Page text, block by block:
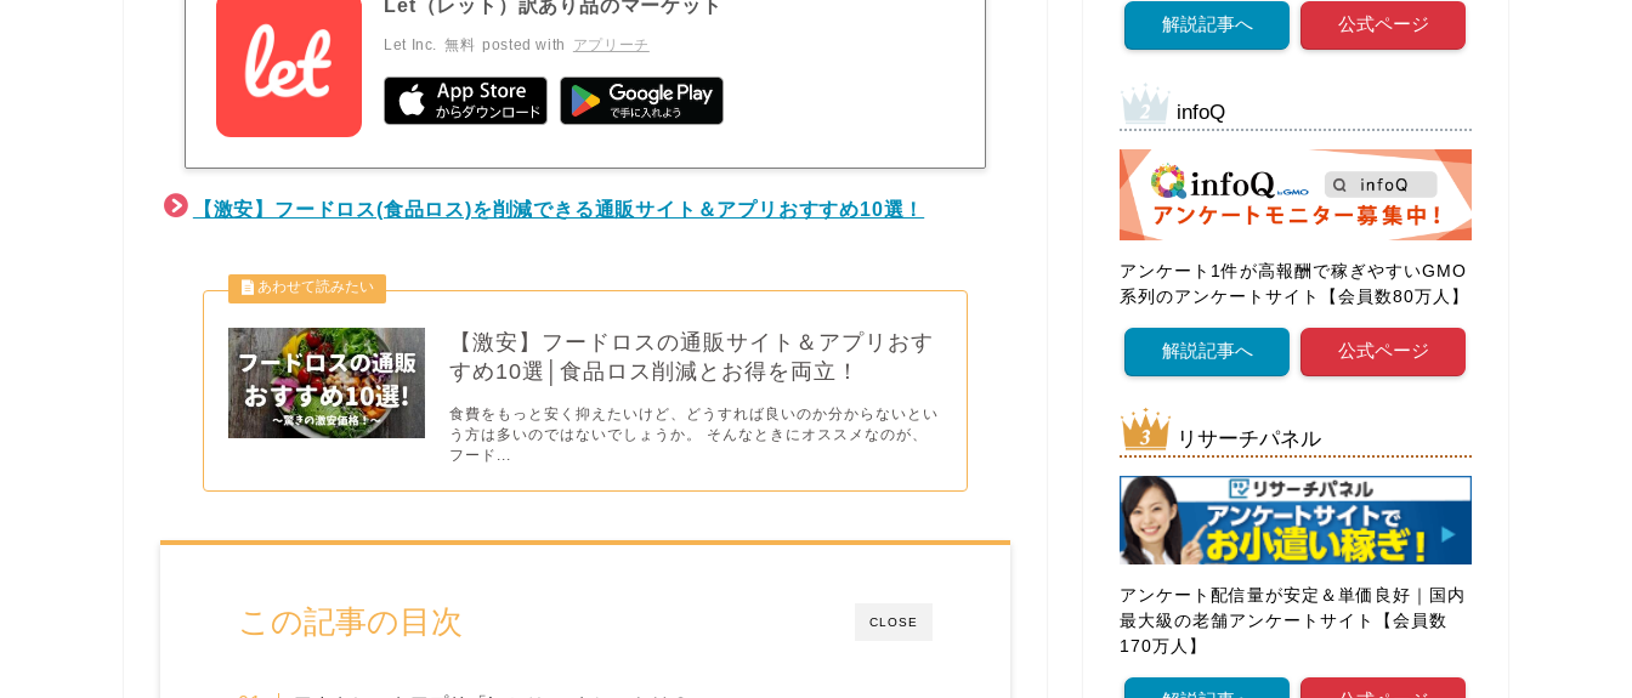
Let（レット）訳あり品のマーケット
Let Inc. 無料 posted with アプリーチ
【激安】フードロス(食品ロス)を削減できる通販サイト＆アプリおすすめ10選！
【激安】フードロスの通販サイト＆アプリおす
すめ10選│食品ロス削減とお得を両立！
食費をもっと安く抑えたいけど、どうすれば良いのか分からないとい
う方は多いのではないでしょうか。 そんなときにオススメなのが、
フード...
CLOSE
この記事の目次
解説記事へ 公式ページ
infoQ
アンケート1件が高報酬で稼ぎやすいGMO
系列のアンケートサイト【会員数80万人】
解説記事へ 公式ページ
リサーチパネル
アンケート配信量が安定＆単価良好｜国内
最大級の老舗アンケートサイト【会員数
170万人】